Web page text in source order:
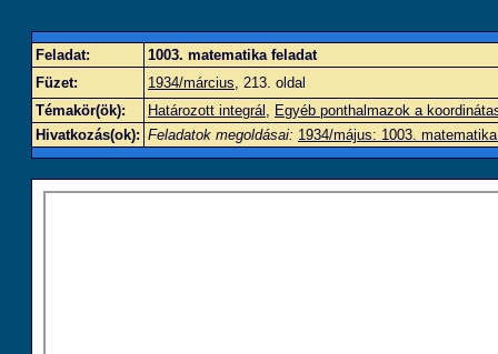
Feladat:
1003. matematika feladat
Füzet:
1934/március, 213. oldal
Témakör(ök):
Határozott integrál , Egyéb ponthalmazok a
Hivatkozás(ok): Feladatok megoldásai: 1934/május: 1003.